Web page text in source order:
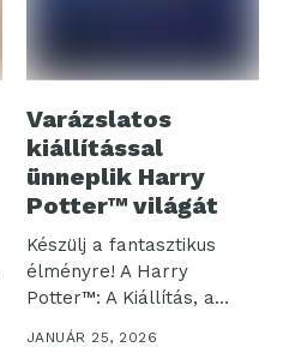
Varázslatos
kiállítással
ünneplik Harry
Potter™ világát
Készülj a fantasztikus
élményre! A Harry
Potter™: A Kiállítás, a
Harry Potter...
JANUÁR 25, 2026